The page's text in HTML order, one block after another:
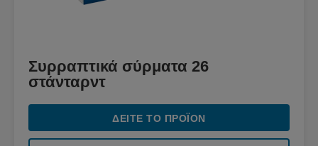
Συρραπτικά σύρματα 26
στάνταρντ
ΔΕΊΤΕ ΤΟ ΠΡΟΪΌΝ